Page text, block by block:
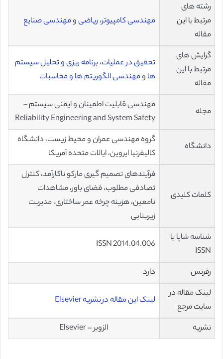
رشته های
مرتبط با این
مقاله
مهندسی کامپیوتر، ریاضیومهندسی صنایع
گرایش های
مرتبط با این
مقاله
تحقیق در عملیات،برنامه ریزی و تحلیل سیستم
ها ومهندسی الگوریتم ها و محاسبات
مجله
مهندسی قابلیت اطمینان و ایمنی سیستم –
Reliability Engineering and System Safety
دانشگاه
گروه مهندسی عمران و محیط زیست، دانشگاه
کالیفرنیا ایروین، ایالات متحده آمریکا
کلمات کلیدی
فرآيندهای تصميم گيری ماركو ناكارآمد، كنترل
تصادفی مطلوب، فضای باور، مشاهدات
نامعين، هزينه چرخه عمر ساختاری، مديريت
زيربنايی
شناسه شاپا یا
ISSN
ISSN 2014.04.006
رفرنس
دارد
لینک مقاله در
سایت مرجع
لینک این مقاله در نشریه Elsevier
نشریه الزویر – Elsevier